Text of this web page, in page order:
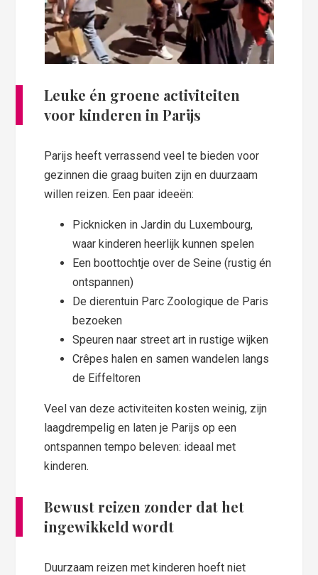
Leuke én groene activiteiten
voor kinderen in Parijs
Parijs heeft verrassend veel te bieden voor
gezinnen die graag buiten zijn en duurzaam
willen reizen. Een paar ideeën:
Picknicken in Jardin du Luxembourg,
waar kinderen heerlijk kunnen spelen
Een boottochtje over de Seine (rustig én
ontspannen)
De dierentuin Parc Zoologique de Paris
bezoeken
Speuren naar street art in rustige wijken
Crêpes halen en samen wandelen langs
de Eiffeltoren
Veel van deze activiteiten kosten weinig, zijn
laagdrempelig en laten je Parijs op een
ontspannen tempo beleven: ideaal met
kinderen.
Bewust reizen zonder dat het
ingewikkeld wordt
Duurzaam reizen met kinderen hoeft niet